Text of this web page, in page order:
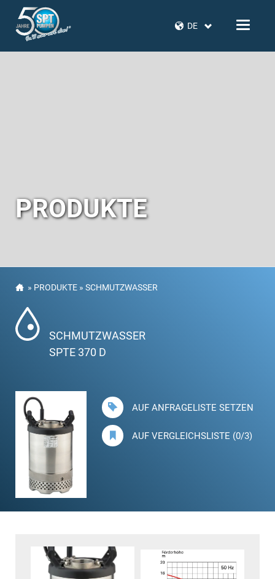
DE
PRODUKTE
» PRODUKTE »SCHMUTZWASSER
SCHMUTZWASSER
SPTE 370 D
AUF ANFRAGELISTE SETZEN
AUF VERGLEICHSLISTE (0/3)